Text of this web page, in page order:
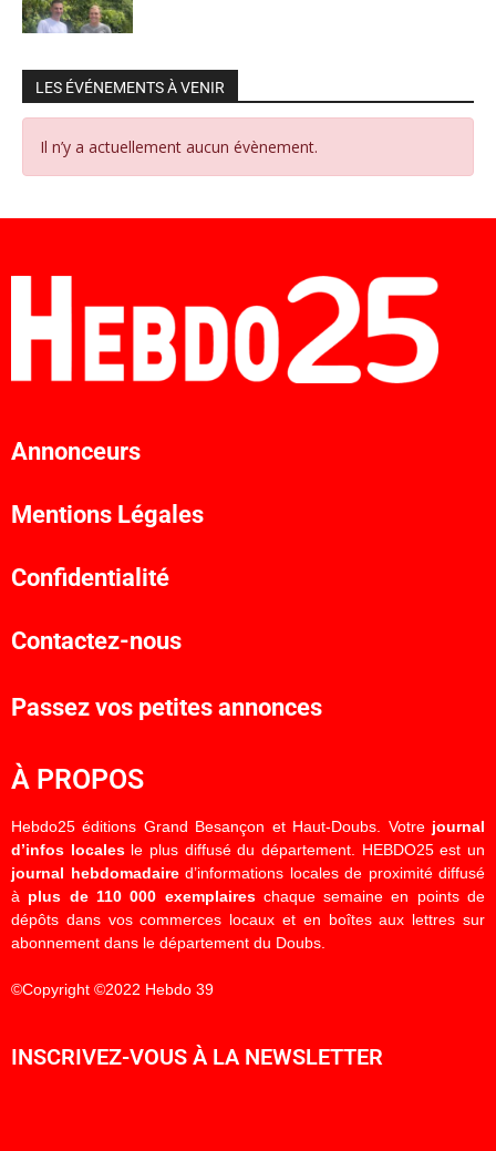
LES ÉVÉNEMENTS À VENIR
Il n’y a actuellement aucun évènement.
Annonceurs
Mentions Légales
Confidentialité
Contactez-nous
Passez vos petites annonces
À PROPOS
Hebdo25 éditions Grand Besançon et Haut-Doubs. Votre journal
d’infos localesle plus diffusé du département. HEBDO25 est un
journal hebdomadaired’informations locales de proximité diffusé
à plus de 110 000 exemplaireschaque semaine en points de
dépôts dans vos commerces locaux et en boîtes aux lettres sur
abonnement dans le département du Doubs.
©Copyright ©2022 Hebdo 39
INSCRIVEZ-VOUS À LA NEWSLETTER